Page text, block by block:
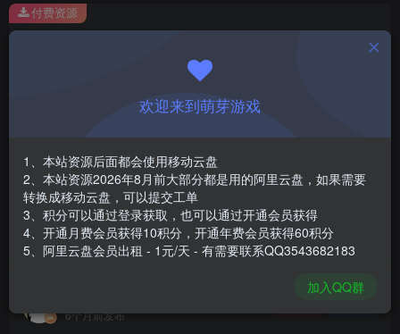
此内容为付费资源，请付费后查看
￥1
免费
登录购买
安装包大小
游戏本体大小
373.5 MB
付费资源
6个月前发布
欢迎来到萌芽游戏
1、本站资源后面都会使用移动云盘
2、本站资源2026年8月前大部分都是用的阿里云盘，如果需要
转换成移动云盘，可以提交工单
3、积分可以通过登录获取，也可以通过开通会员获得
4、开通月费会员获得10积分，开通年费会员获得60积分
5、阿里云盘会员出租 - 1元/天 - 有需要联系QQ3543682183
加入QQ群